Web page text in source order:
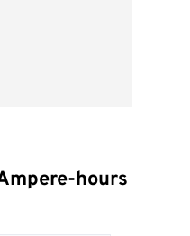
hours